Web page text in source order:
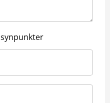
synpunkter